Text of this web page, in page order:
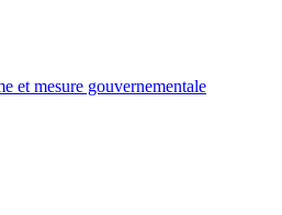
et mesure gouvernementale